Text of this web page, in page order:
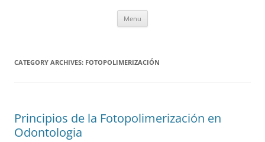
Menu
CATEGORY ARCHIVES: FOTOPOLIMERIZACIÓN
Principios de la Fotopolimerización en
Odontologia